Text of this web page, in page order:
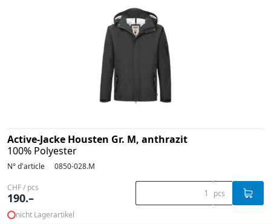
Active-Jacke Housten Gr. M, anthrazit
100% Polyester
N° d'article 0850-028.M
CHF / pcs
190.– pcs
nicht Lagerartikel